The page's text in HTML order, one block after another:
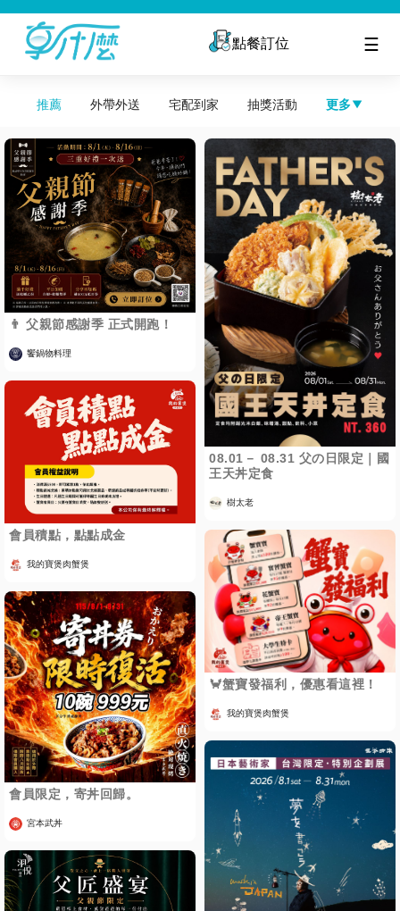
點餐訂位 ☰
推薦 外帶外送 宅配到家 抽獎活動 更多
👨 父親節感謝季 正式開跑！
饗鍋物料理
08.01－ 08.31 父の日限定｜國
王天丼定食
樹太老
會員積點，點點成金
我的寶煲肉蟹煲
🦀蟹寶發福利，優惠看這裡！
我的寶煲肉蟹煲
會員限定，寄丼回歸。
宮本武丼